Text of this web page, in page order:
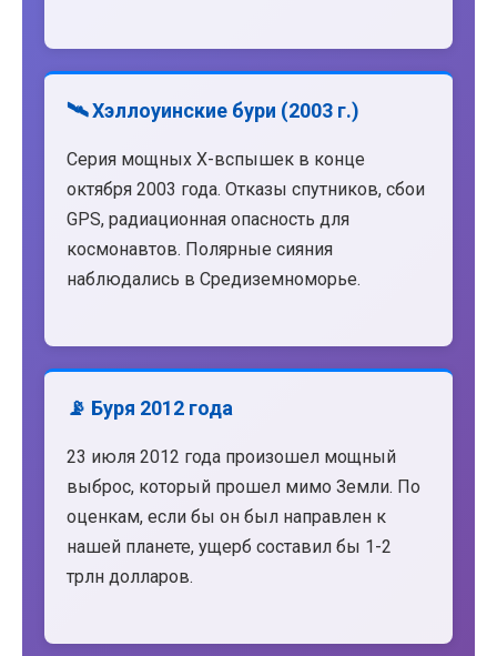
🛰️ Хэллоуинские бури (2003 г.)
Серия мощных X-вспышек в конце
октября 2003 года. Отказы спутников, сбои
GPS, радиационная опасность для
космонавтов. Полярные сияния
наблюдались в Средиземноморье.
📡 Буря 2012 года
23 июля 2012 года произошел мощный
выброс, который прошел мимо Земли. По
оценкам, если бы он был направлен к
нашей планете, ущерб составил бы 1-2
трлн долларов.